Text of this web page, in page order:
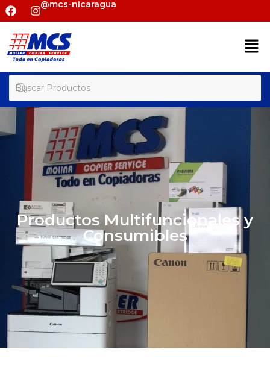
@mcs-nicaragua
Productos Multifuncionales y
Consumibles